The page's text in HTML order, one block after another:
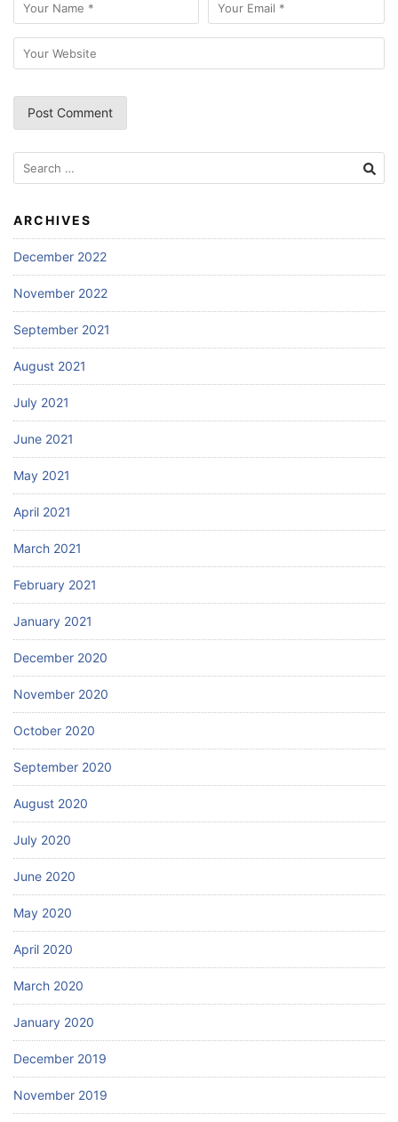
Search
for:
ARCHIVES
December 2022
November 2022
September 2021
August 2021
July 2021
June 2021
May 2021
April 2021
March 2021
February 2021
January 2021
December 2020
November 2020
October 2020
September 2020
August 2020
July 2020
June 2020
May 2020
April 2020
March 2020
January 2020
December 2019
November 2019